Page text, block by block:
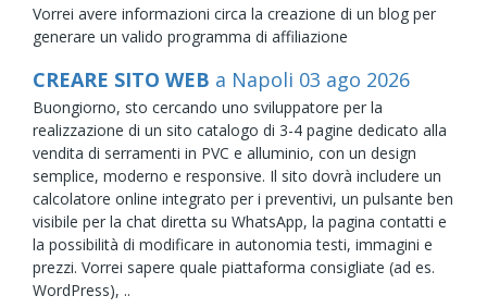
Vorrei avere informazioni circa la creazione di un blog per
generare un valido programma di affiliazione
CREARE SITO WEB a Napoli 03 ago 2026
Buongiorno, sto cercando uno sviluppatore per la
realizzazione di un sito catalogo di 3-4 pagine dedicato alla
vendita di serramenti in PVC e alluminio, con un design
semplice, moderno e responsive. Il sito dovrà includere un
calcolatore online integrato per i preventivi, un pulsante ben
visibile per la chat diretta su WhatsApp, la pagina contatti e
la possibilità di modificare in autonomia testi, immagini e
prezzi. Vorrei sapere quale piattaforma consigliate (ad es.
WordPress), ..